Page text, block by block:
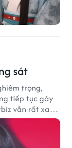
sát
trọng,
tiếp tục gây
vẫn rất xa